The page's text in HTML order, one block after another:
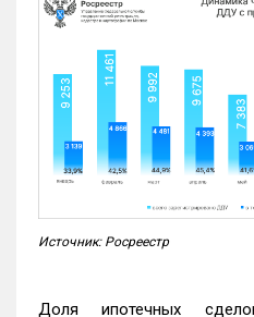
Источник: Росреестр
Доля ипотечных